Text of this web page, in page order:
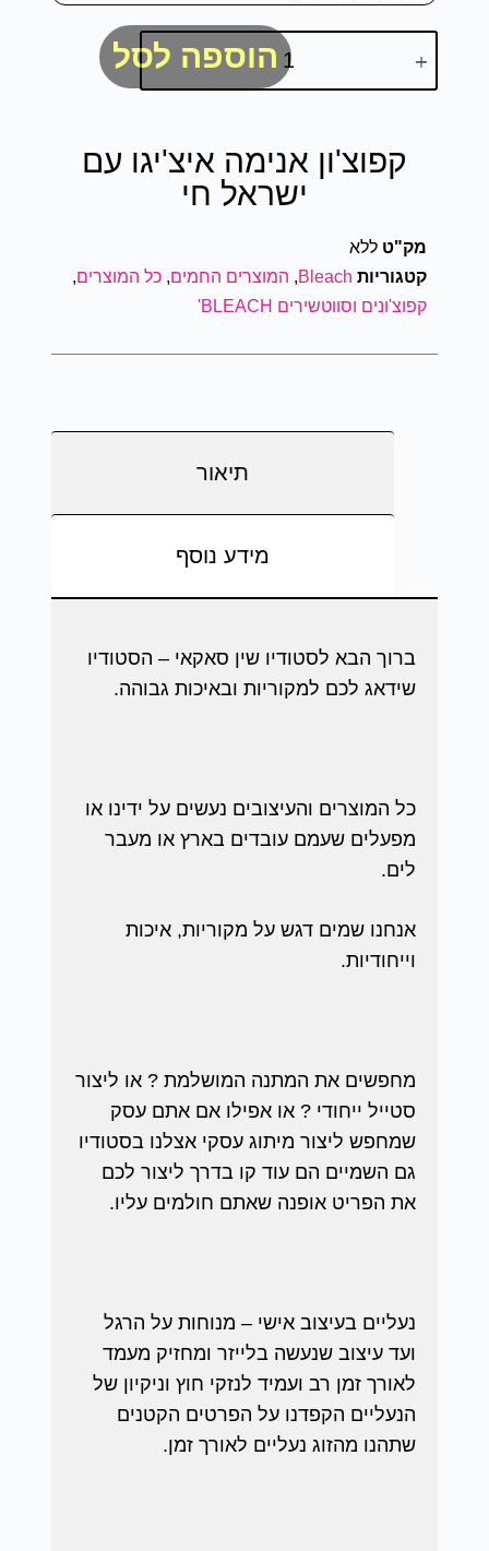
הוספה לסל
קפוצ'ון אנימה איצ'יגו עם
ישראל חי
מק"ט ללא
קטגוריות Bleach
, המוצרים החמים, כל המוצרים,
קפוצ'ונים וסווטשירים BLEACH'
תיאור
מידע נוסף
ברוך הבא לסטודיו שין סאקאי – הסטודיו
שידאג לכם למקוריות ובאיכות גבוהה.
כל המוצרים והעיצובים נעשים על ידינו או
מפעלים שעמם עובדים בארץ או מעבר
לים.
אנחנו שמים דגש על מקוריות, איכות
וייחודיות.
מחפשים את המתנה המושלמת ? או ליצור
סטייל ייחודי ? או אפילו אם אתם עסק
שמחפש ליצור מיתוג עסקי אצלנו בסטודיו
גם השמיים הם עוד קו בדרך ליצור לכם
את הפריט אופנה שאתם חולמים עליו.
נעליים בעיצוב אישי – מנוחות על הרגל
ועד עיצוב שנעשה בלייזר ומחזיק מעמד
לאורך זמן רב ועמיד לנזקי חוץ וניקיון של
הנעליים הקפדנו על הפרטים הקטנים
שתהנו מהזוג נעליים לאורך זמן.